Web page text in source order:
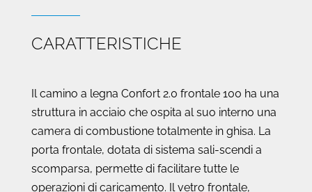
CARATTERISTICHE
Il camino a legna Confort 2.0 frontale 100 ha una
struttura in acciaio che ospita al suo interno una
camera di combustione totalmente in ghisa. La
porta frontale, dotata di sistema sali-scendi a
scomparsa, permette di facilitare tutte le
operazioni di caricamento. Il vetro frontale,